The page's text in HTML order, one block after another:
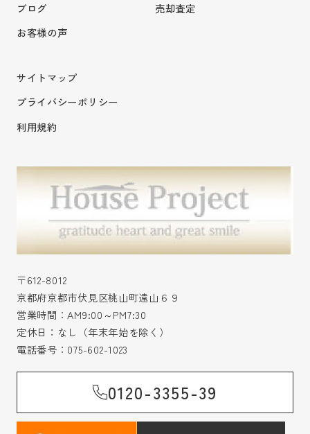
ブログ
お客様の声
売却査定
サイトマップ
プライバシーポリシー
利用規約
〒612-8012
京都府京都市伏見区桃山町遠山６９
営業時間：AM9:00～PM7:30
定休日：なし（年末年始を除く）
電話番号： 075-602-1023
0120-3355-39